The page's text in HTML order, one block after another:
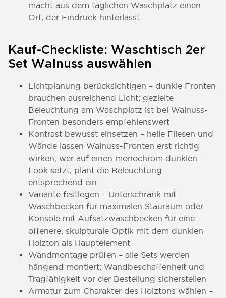
macht aus dem täglichen Waschplatz einen
Ort, der Eindruck hinterlässt
Kauf-Checkliste: Waschtisch 2er
Set Walnuss auswählen
Lichtplanung berücksichtigen – dunkle Fronten
brauchen ausreichend Licht; gezielte
Beleuchtung am Waschplatz ist bei Walnuss-
Fronten besonders empfehlenswert
Kontrast bewusst einsetzen – helle Fliesen und
Wände lassen Walnuss-Fronten erst richtig
wirken; wer auf einen monochrom dunklen
Look setzt, plant die Beleuchtung
entsprechend ein
Variante festlegen – Unterschrank mit
Waschbecken für maximalen Stauraum oder
Konsole mit Aufsatzwaschbecken für eine
offenere, skulpturale Optik mit dem dunklen
Holzton als Hauptelement
Wandmontage prüfen – alle Sets werden
hängend montiert; Wandbeschaffenheit und
Tragfähigkeit vor der Bestellung sicherstellen
Armatur zum Charakter des Holztons wählen –